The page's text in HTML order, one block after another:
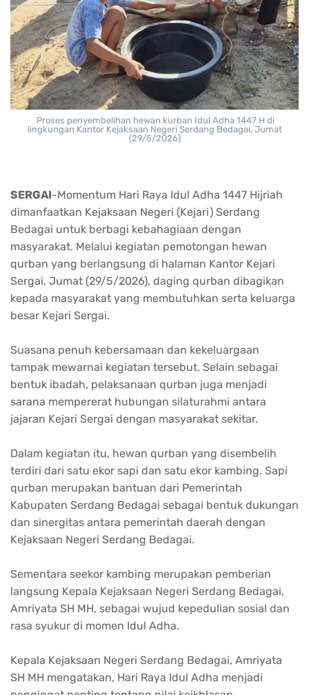
Proses penyembelihan hewan kurban Idul Adha 1447 H di
lingkungan Kantor Kejaksaan Negeri Serdang Bedagai, Jumat
(29/5/2026)
SERGAI-Momentum Hari Raya Idul Adha 1447 Hijriah
dimanfaatkan Kejaksaan Negeri (Kejari) Serdang
Bedagai untuk berbagi kebahagiaan dengan
masyarakat. Melalui kegiatan pemotongan hewan
qurban yang berlangsung di halaman Kantor Kejari
Sergai, Jumat (29/5/2026), daging qurban dibagikan
kepada masyarakat yang membutuhkan serta keluarga
besar Kejari Sergai.
Suasana penuh kebersamaan dan kekeluargaan
tampak mewarnai kegiatan tersebut. Selain sebagai
bentuk ibadah, pelaksanaan qurban juga menjadi
sarana mempererat hubungan silaturahmi antara
jajaran Kejari Sergai dengan masyarakat sekitar.
Dalam kegiatan itu, hewan qurban yang disembelih
terdiri dari satu ekor sapi dan satu ekor kambing. Sapi
qurban merupakan bantuan dari Pemerintah
Kabupaten Serdang Bedagai sebagai bentuk dukungan
dan sinergitas antara pemerintah daerah dengan
Kejaksaan Negeri Serdang Bedagai.
Sementara seekor kambing merupakan pemberian
langsung Kepala Kejaksaan Negeri Serdang Bedagai,
Amriyata SH MH, sebagai wujud kepedulian sosial dan
rasa syukur di momen Idul Adha.
Kepala Kejaksaan Negeri Serdang Bedagai, Amriyata
SH MH mengatakan, Hari Raya Idul Adha menjadi